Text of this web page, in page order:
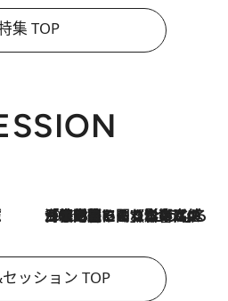
集 TOP
2026.8.3
「住宅建てられない…」「サーチャージ料の高値が続いている」ホルムズ海峡封鎖による影響はいつまで続く？《エネルギー専門家に聞く“どうなる日本の暮らし”》
ッション TOP